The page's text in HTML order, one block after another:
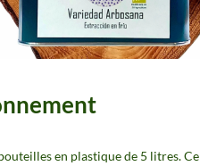
en plastique de 5 litres. Ce